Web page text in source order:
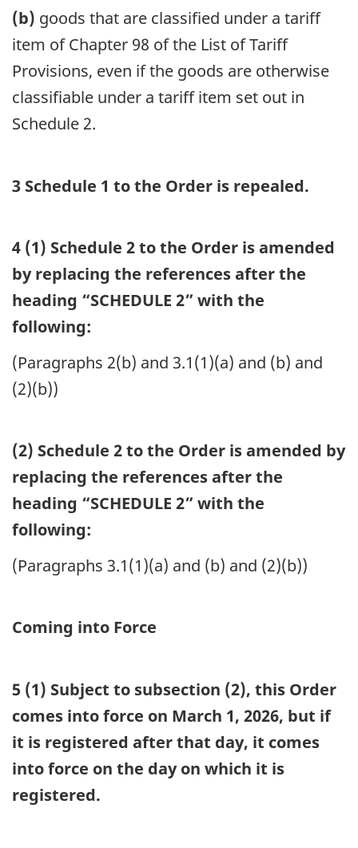
(b) goods that are classified under a tariff
item of Chapter 98 of the List of Tariff
Provisions, even if the goods are otherwise
classifiable under a tariff item set out in
Schedule 2.
3 Schedule 1 to the Order is repealed.
4 (1) Schedule 2 to the Order is amended
by replacing the references after the
heading “SCHEDULE 2” with the
following:
(Paragraphs 2(b) and 3.1(1)(a) and (b) and
(2)(b))
(2) Schedule 2 to the Order is amended by
replacing the references after the
heading “SCHEDULE 2” with the
following:
(Paragraphs 3.1(1)(a) and (b) and (2)(b))
Coming into Force
5 (1) Subject to subsection (2), this Order
comes into force on March 1, 2026, but if
it is registered after that day, it comes
into force on the day on which it is
registered.